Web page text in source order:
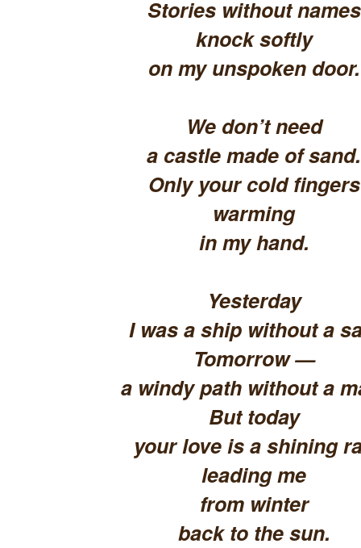
Stories without names
knock softly
on my unspoken door.
We don’t need
a castle made of sand.
Only your cold fingers
warming
in my hand.
Yesterday
I was a ship without a
Tomorrow —
a windy path without a
But today
your love is a shining
leading me
from winter
back to the sun.